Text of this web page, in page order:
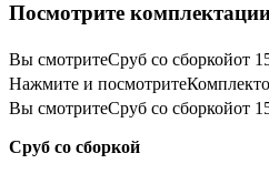
Посмотрите
Вы смотритеСруб со сборкойот
Нажмите и посмотритеКомплект
Вы смотритеСруб со сборкойот
Сруб со сборкой